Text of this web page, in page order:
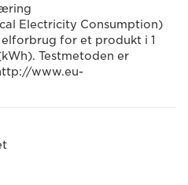
Electricity Consumption)
for et produkt i 1
Testmetoden er
www.eu-